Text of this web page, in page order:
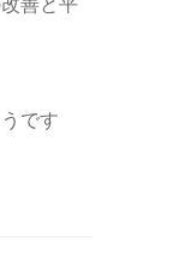
善と平
です